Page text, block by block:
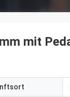
mit